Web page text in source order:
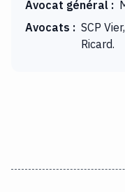
Avocat général :
Avocats : SCP
Ricard.